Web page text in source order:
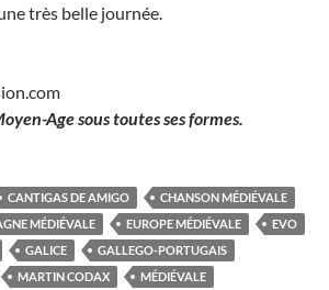
très belle journée.
Age sous toutes ses formes.
CANTIGAS DE AMIGO
CHANSON MÉDIÉVALE
MÉDIÉVALE EUROPE MÉDIÉVALE
EVO
GALICE
GALLEGO-PORTUGAIS
MARTIN CODAX
MÉDIÉVALE